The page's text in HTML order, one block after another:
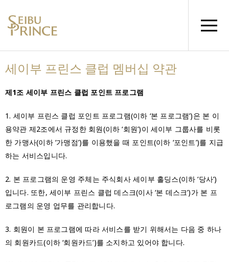
세이부 프린스 클럽 멤버십 약관
제1조 세이부 프린스 클럽 포인트 프로그램
1. 세이부 프린스 클럽 포인트 프로그램(이하 ‘본 프로그램’)은 본 이
용약관 제2조에서 규정한 회원(이하 ‘회원’)이 세이부 그룹사를 비롯
한 가맹사(이하 ‘가맹점’)를 이용했을 때 포인트(이하 ‘포인트’)를 지급
하는 서비스입니다.
2. 본 프로그램의 운영 주체는 주식회사 세이부 홀딩스(이하 ‘당사’)
입니다. 또한, 세이부 프린스 클럽 데스크(이사 ‘본 데스크’)가 본 프
로그램의 운영 업무를 관리합니다.
3. 회원이 본 프로그램에 따라 서비스를 받기 위해서는 다음 중 하나
의 회원카드(이하 ‘회원카드’)를 소지하고 있어야 합니다.